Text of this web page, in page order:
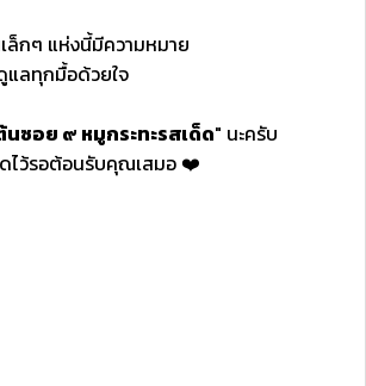
ล็กๆ แห่งนี้มีความหมาย
แลทุกมื้อด้วยใจ
นซอย ๙ หมูกระทะรสเด็ด" นะครับ
ไว้รอต้อนรับคุณเสมอ ❤️